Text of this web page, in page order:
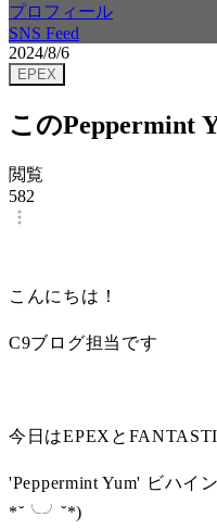
プロフィール
SNS Feed
2024/8/6
EPEX
このPeppermint
合うんだよ？
閲覧
582
こんにちは！
C9ブログ担当です
今日はEPEXと
'Peppermint Yum' ビハイ
*˘╰╯˘*)